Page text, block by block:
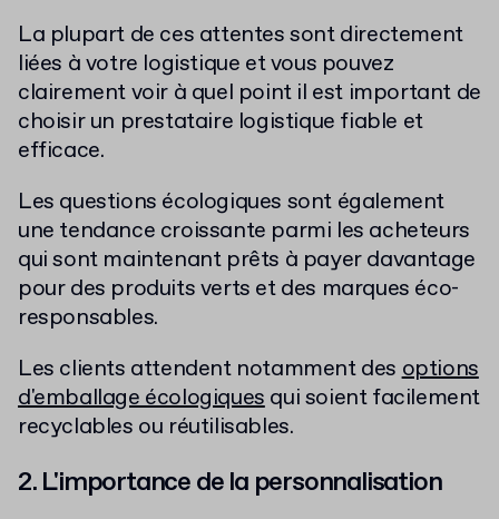
La plupart de ces attentes sont directement
liées à votre logistique et vous pouvez
clairement voir à quel point il est important de
choisir un prestataire logistique fiable et
efficace.
Les questions écologiques sont également
une tendance croissante parmi les acheteurs
qui sont maintenant prêts à payer davantage
pour des produits verts et des marques éco-
responsables.
Les clients attendent notamment desoptions
d'emballage écologiquesqui soient facilement
recyclables ou réutilisables.
2. L'importance de la personnalisation